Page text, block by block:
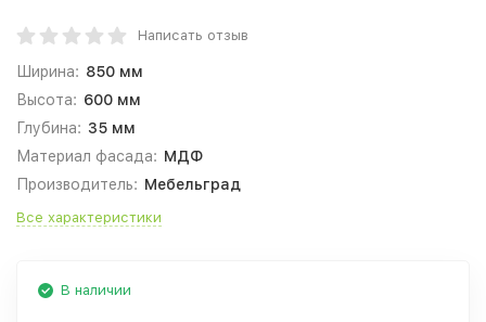
Написать отзыв
Ширина: 850 мм
Высота: 600 мм
Глубина: 35 мм
Материал фасада: МДФ
Производитель: Мебельград
Все характеристики
В наличии